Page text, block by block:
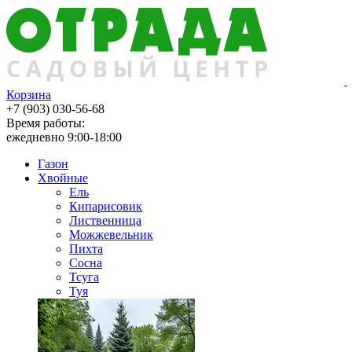
Корзина
+7 (903) 030-56-68
Время работы:
ежедневно 9:00-18:00
Газон
Хвойные
Ель
Кипарисовик
Лиственница
Можжевельник
Пихта
Сосна
Тсуга
Туя